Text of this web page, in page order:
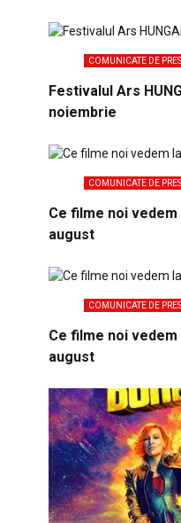
COMUNICATE DE
Festivalul Ars
noiembrie
COMUNICATE DE
Ce filme noi vedem
august
COMUNICATE DE
Ce filme noi vedem
august